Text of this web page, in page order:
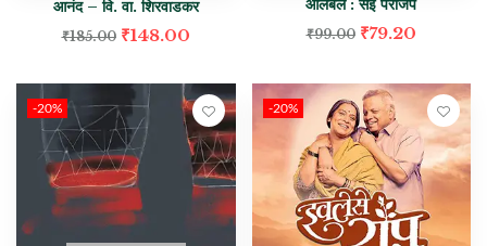
आनंद – वि. वा. शिरवाडकर
₹185.00 ₹148.00
आलबेल : सई परांजपे
₹99.00 ₹79.20
-20% -20%